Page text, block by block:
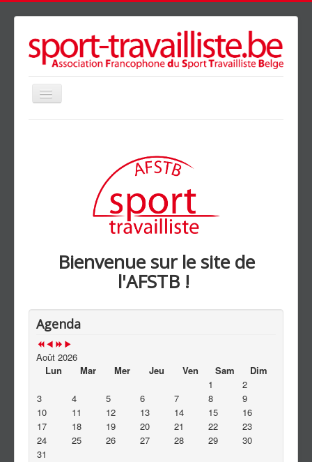
Basculer
la
Partenaires
Contact
Bienvenue sur le site de
l'AFSTB !
Agenda
Août 2026
Lun
Mar Mer Jeu Ven Sam
Dim
1
2
3
4 5 6 7 8
9
10
11 12 13 14 15
16
17
18 19 20 21 22
23
24
25 26 27 28 29
30
31